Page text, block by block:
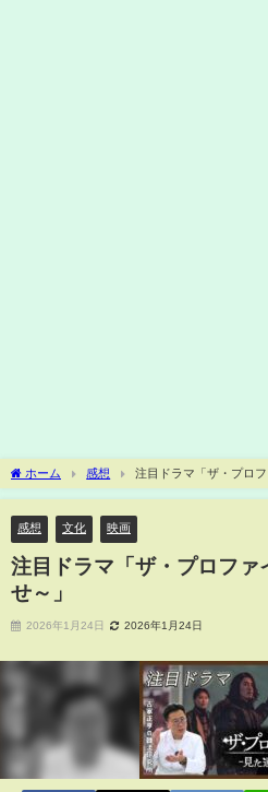
ホーム 感想 注目ドラマ「ザ・プロ
感想 文化 映画
注目ドラマ「ザ・プロファ
せ～」
2026年1月24日 2026年1月24日